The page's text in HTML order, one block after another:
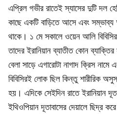
এপ্রিল গভীর রাতেই স্যাসের দুটি দল
কাছে একটি বাড়িতে আসে এবং সম্ভাব্য
থাকে। ১ মে সকালে ওয়েন আলি
তাদের ইরানিয়ান ব্যাতীত কোন
বেলা সাড়ে এগারোটা নাগাদ ক্রিস
বিবিসিরই লোক ছিল কিন্তু শারীরিক
হয়। এদিকে সেইদিন রাতে ইরানিয়ান
ইথিওপিয়ান দূতাবাসের দেয়ালে ছিদ্র